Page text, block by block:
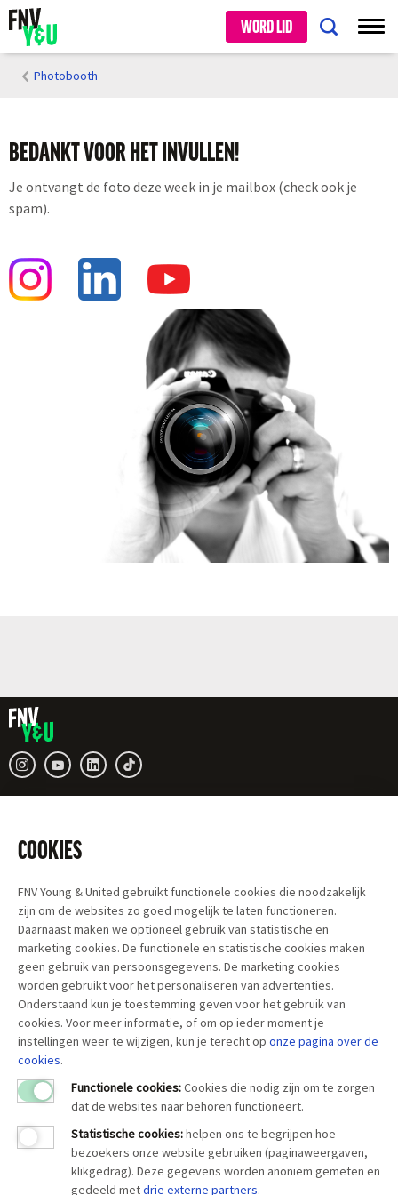
WORD LID
Photobooth
BEDANKT VOOR HET INVULLEN!
Je ontvangt de foto deze week in je mailbox (check ook je
spam).
COOKIES
FNV Young & United gebruikt functionele cookies die noodzakelijk
zijn om de websites zo goed mogelijk te laten functioneren.
Daarnaast maken we optioneel gebruik van statistische en
marketing cookies. De functionele en statistische cookies maken
geen gebruik van persoonsgegevens. De marketing cookies
worden gebruikt voor het personaliseren van advertenties.
Onderstaand kun je toestemming geven voor het gebruik van
cookies. Voor meer informatie, of om op ieder moment je
instellingen weer te wijzigen, kun je terecht op onze pagina overde
cookies.
Functionele cookies:Cookies die nodig zijn om te zorgen
dat de websites naar behoren functioneert.
Statistische cookies:helpen ons te begrijpen hoe
bezoekers onze website gebruiken (paginaweergaven,
klikgedrag). Deze gegevens worden anoniem gemeten en
gedeeld metdrie externe partners.